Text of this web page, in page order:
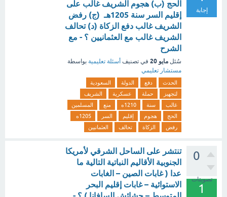
إجابة
الحج (ب) هجوم الشريف غالب على
إقليم السر سنة 1205هـ (ج) رفض
الشريف غالب دفع الزكاة (د) تحالف
الشريف غالب مع العثمانيين ؟ - مع
الشرح
سُئل مايو 20 في تصنيف أسئلة تعليمية بواسطة
مستشار تعليمي
الحدث دفع الدولة
السعودية
لتجهيز
حملة عسكرية
الشريف
غالب
سنة 1210ه منع
المسلمين
الحج
هجوم إقليم السر
1205ه
رفض
الزكاة تحالف العثمانيين
0
تصويتات
1
تنتشر على الساحل الشرقي لأمريكا
الجنوبية الأقاليم النباتية التالية ما
عدا ( غابات الصين – الغابات
الاستوائية – غابات إقليم البحر